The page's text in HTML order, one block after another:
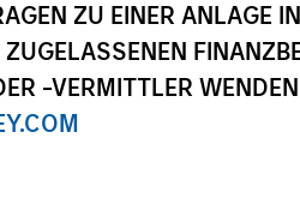
ZU EINER
-VERMITTLERPreise und